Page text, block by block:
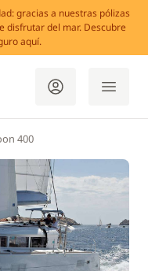
gracias a nuestras pólizas
disfrutar del mar. Descubre
aquí.
400